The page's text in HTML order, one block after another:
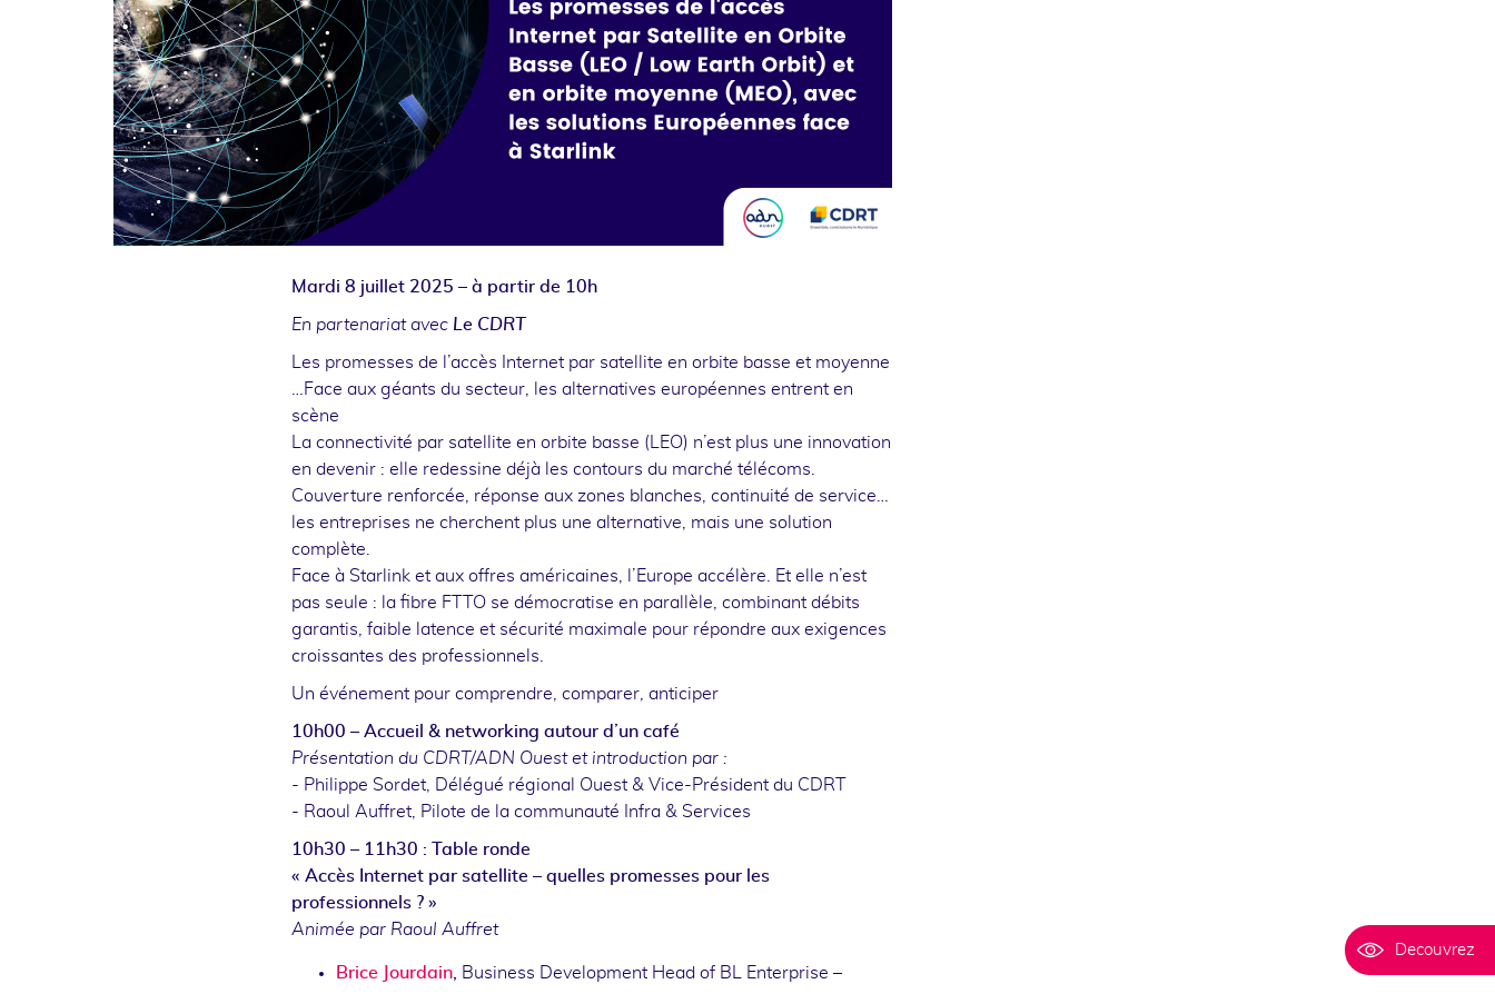
Mardi 8 juillet 2025 – à partir de 10h
En partenariat avec Le CDRT
Les promesses de l’accès Internet par satellite en orbite basse et moyenne
…Face aux géants du secteur, les alternatives européennes entrent en
scène
La connectivité par satellite en orbite basse (LEO) n’est plus une innovation
en devenir : elle redessine déjà les contours du marché télécoms.
Couverture renforcée, réponse aux zones blanches, continuité de service…
les entreprises ne cherchent plus une alternative, mais une solution
complète.
Face à Starlink et aux offres américaines, l’Europe accélère. Et elle n’est
pas seule : la fibre FTTO se démocratise en parallèle, combinant débits
garantis, faible latence et sécurité maximale pour répondre aux exigences
croissantes des professionnels.
Un événement pour comprendre, comparer, anticiper
10h00 – Accueil & networking autour d’un café
Présentation du CDRT/ADN Ouest et introduction par :
- Philippe Sordet, Délégué régional Ouest & Vice-Président du CDRT
- Raoul Auffret, Pilote de la communauté Infra & Services
10h30 – 11h30 : Table ronde
« Accès Internet par satellite – quelles promesses pour les
professionnels ? »
Animée par Raoul Auffret
Brice Jourdain, Business Development Head of BL Enterprise –
Decouvrez